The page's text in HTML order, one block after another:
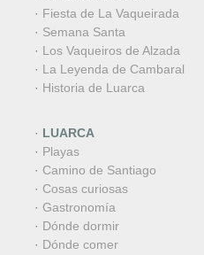
· Fiesta de La Vaqueirada
· Semana Santa
· Los Vaqueiros de Alzada
· La Leyenda de Cambaral
· Historia de Luarca
· LUARCA
· Playas
· Camino de Santiago
· Cosas curiosas
· Gastronomía
· Dónde dormir
· Dónde comer